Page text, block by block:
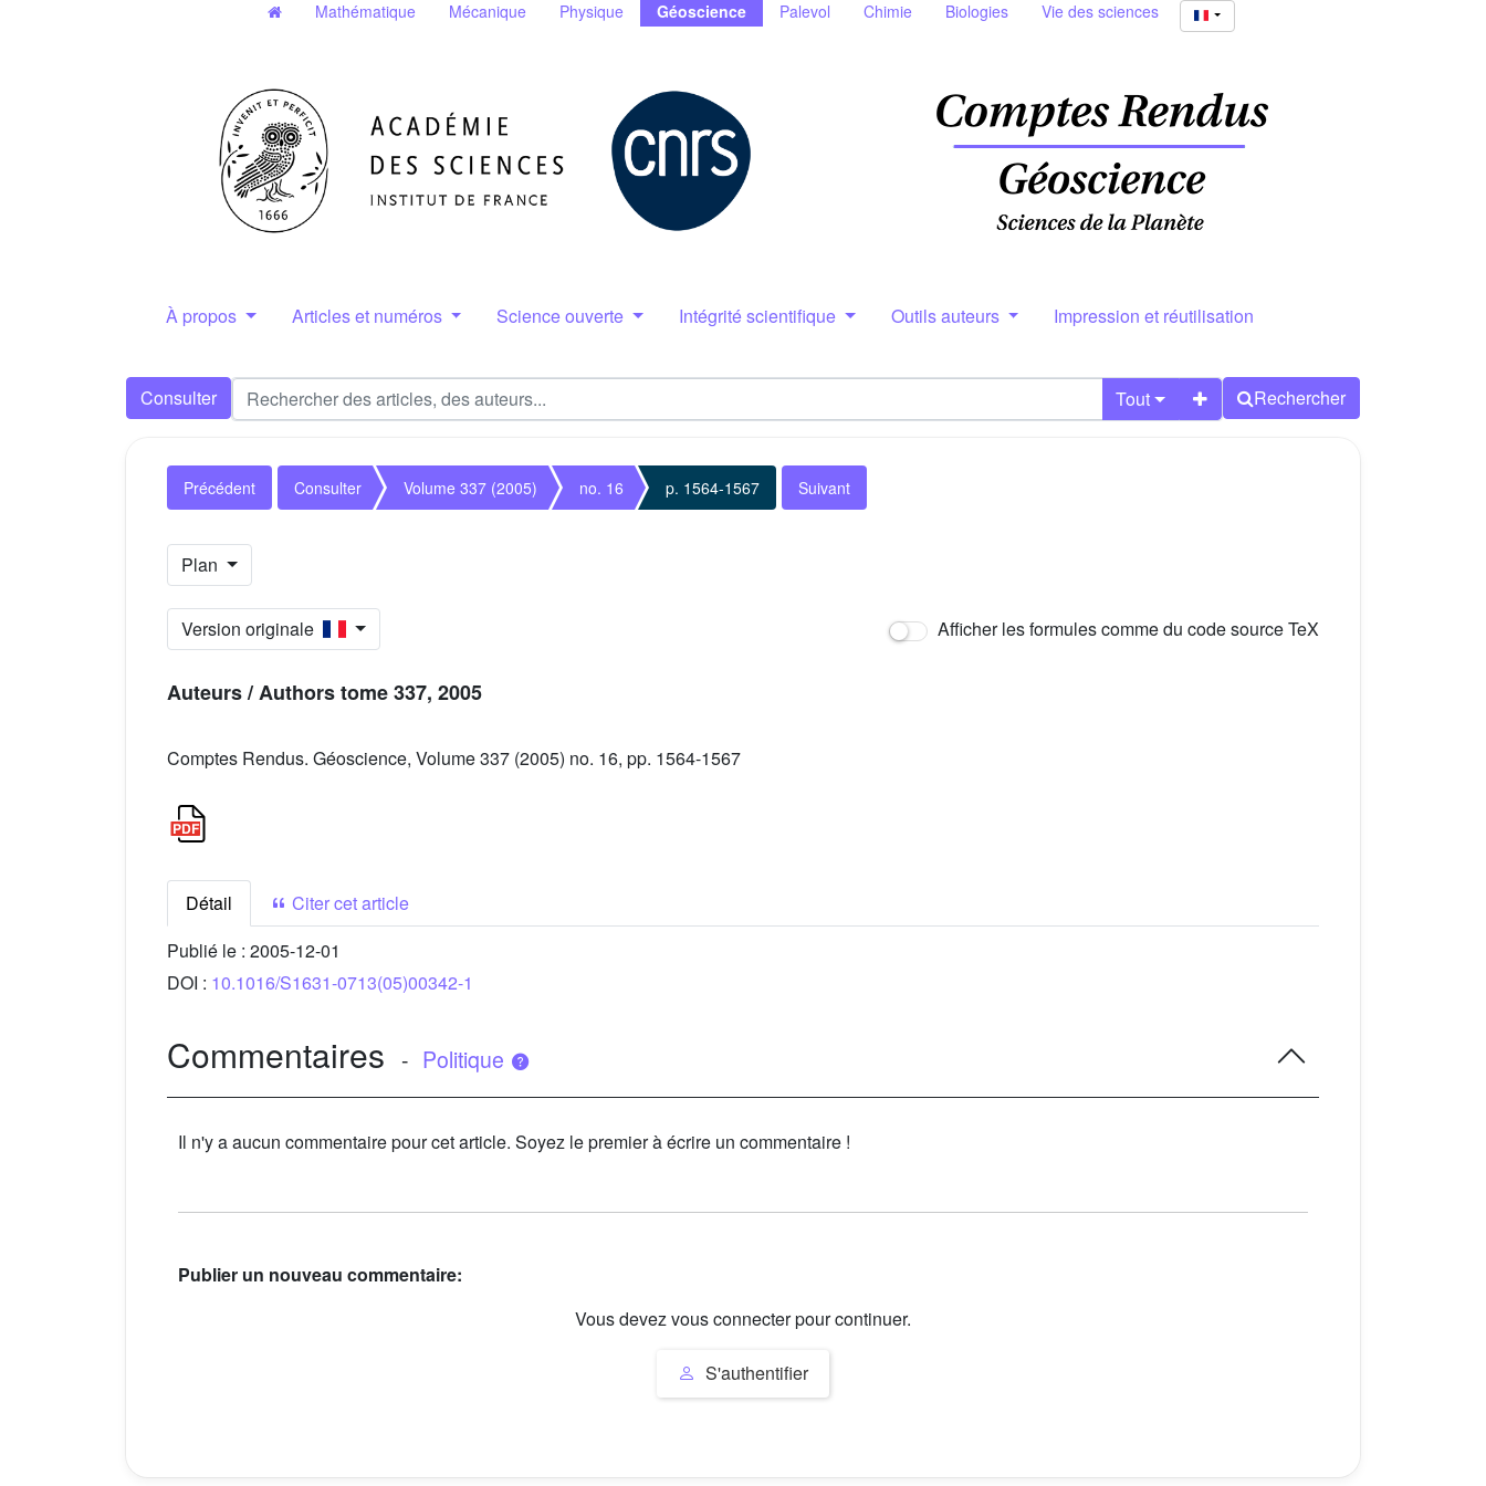
Mathématique Mécanique Physique Géoscience Palevol Chimie Biologies Vie des sciences
À propos Articles et numéros Science ouverte Intégrité scientifique Outils auteurs Impression et réutilisation
Consulter Tout Rechercher
Précédent Consulter Volume 337 (2005) no. 16 p. 1564-1567 Suivant
Plan
Version originale Afficher les formules comme du code source TeX
Auteurs / Authors tome 337, 2005
Comptes Rendus. Géoscience, Volume 337 (2005) no. 16, pp. 1564-1567
Détail
Citer cet article
Publié le : 2005-12-01
DOI : 10.1016/S1631-0713(05)00342-1
Commentaires - Politique
Il n'y a aucun commentaire pour cet article. Soyez le premier à écrire un commentaire !
Publier un nouveau commentaire:
Vous devez vous connecter pour continuer.
S'authentifier